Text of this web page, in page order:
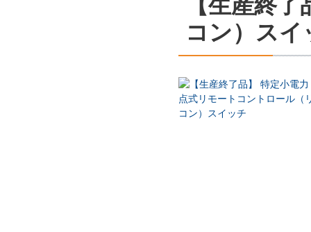
【生産終
コン）スイ